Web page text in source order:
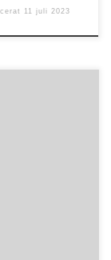
11 juli 2023